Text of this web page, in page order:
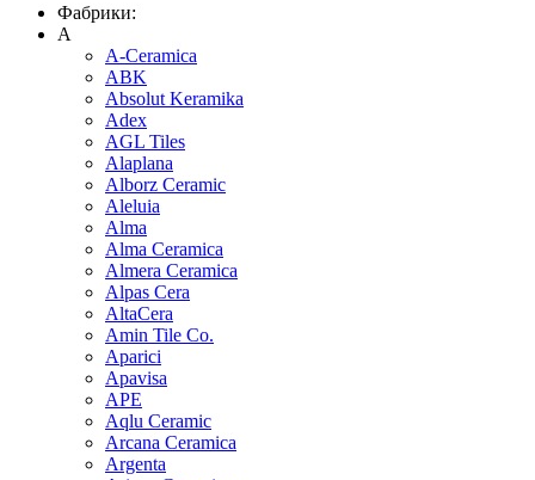
Фабрики:
A
A-Ceramica
ABK
Absolut Keramika
Adex
AGL Tiles
Alaplana
Alborz Ceramic
Aleluia
Alma
Alma Ceramica
Almera Ceramica
Alpas Cera
AltaCera
Amin Tile Co.
Aparici
Apavisa
APE
Aqlu Ceramic
Arcana Ceramica
Argenta